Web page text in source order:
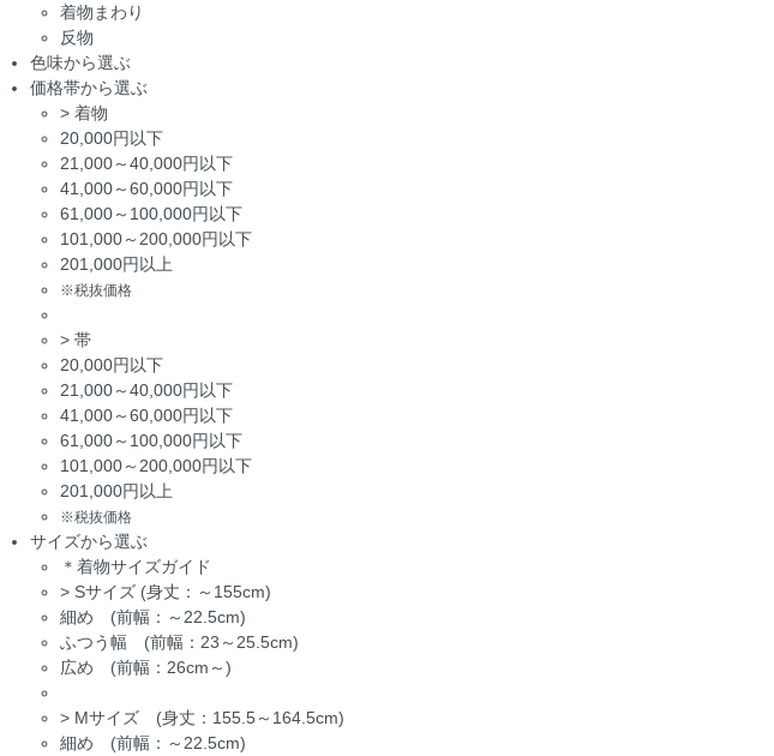
着物まわり
反物
色味から選ぶ
価格帯から選ぶ
> 着物
20,000円以下
21,000～40,000円以下
41,000～60,000円以下
61,000～100,000円以下
101,000～200,000円以下
201,000円以上
※税抜価格
> 帯
20,000円以下
21,000～40,000円以下
41,000～60,000円以下
61,000～100,000円以下
101,000～200,000円以下
201,000円以上
※税抜価格
サイズから選ぶ
＊着物サイズガイド
> Sサイズ (身丈：～155cm)
細め (前幅：～22.5cm)
ふつう幅 (前幅：23～25.5cm)
広め (前幅：26cm～)
> Mサイズ (身丈：155.5～164.5cm)
細め (前幅：～22.5cm)